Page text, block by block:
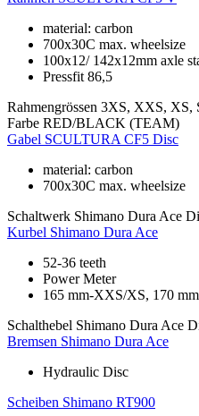
material: carbon
700x30C max. wheelsize
100x12/ 142x12mm axle
Pressfit 86,5
Rahmengrössen 3XS, XXS, XS,
Farbe RED/BLACK (TEAM)
Gabel SCULTURA CF5 Disc
material: carbon
700x30C max. wheelsize
Schaltwerk Shimano Dura Ace
Kurbel Shimano Dura Ace
52-36 teeth
Power Meter
165 mm-XXS/XS, 170
Schalthebel Shimano Dura Ace
Bremsen Shimano Dura Ace
Hydraulic Disc
Scheiben Shimano RT900